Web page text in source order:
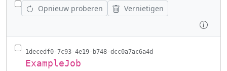
WISSEL ALLE VACATURES AF
Opnieuw proberen
Vernietigen
1decedf0-7c93-4e19-b748-dcc0a7ac6a4d
ExampleJob